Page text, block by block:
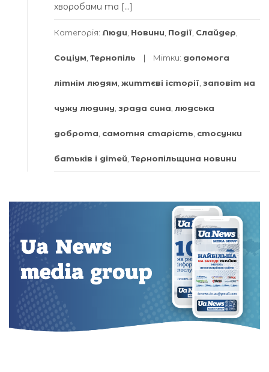
хворобами та […]
Категорія: Люди Новини Події Слайдер
Соціум Тернопіль Мітки: допомога
літнім людям життєві історії заповіт на
чужу людину зрада сина людська
доброта самотня старість стосунки
батьків і дітей Тернопільщина новини